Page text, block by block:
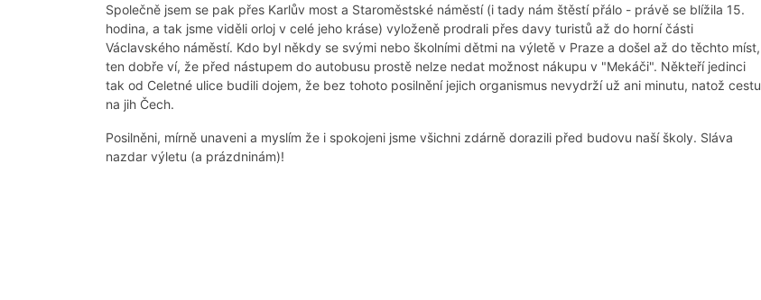
Společně jsem se pak přes Karlův most a Staroměstské náměstí (i tady nám štěstí přálo - právě se blížila 15.
hodina, a tak jsme viděli orloj v celé jeho kráse) vyloženě prodrali přes davy turistů až do horní části
Václavského náměstí. Kdo byl někdy se svými nebo školními dětmi na výletě v Praze a došel až do těchto míst,
ten dobře ví, že před nástupem do autobusu prostě nelze nedat možnost nákupu v "Mekáči". Někteří jedinci
tak od Celetné ulice budili dojem, že bez tohoto posilnění jejich organismus nevydrží už ani minutu, natož cestu
na jih Čech.
Posilněni, mírně unaveni a myslím že i spokojeni jsme všichni zdárně dorazili před budovu naší školy. Sláva
nazdar výletu (a prázdninám)!